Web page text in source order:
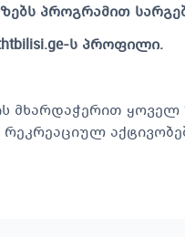
პროგრამით
ს პროფილი.
მხარდაჭერით